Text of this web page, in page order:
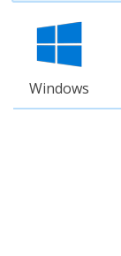
Windows